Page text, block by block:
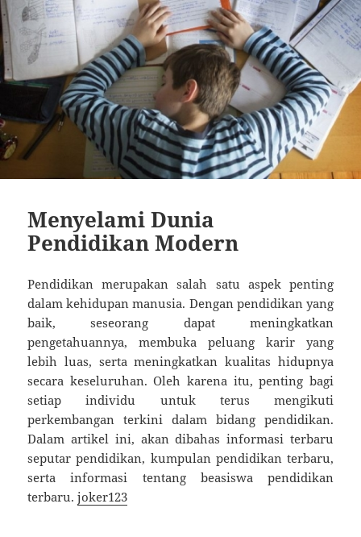
Menyelami Dunia
Pendidikan Modern
Pendidikan merupakan salah satu aspek penting
dalam kehidupan manusia. Dengan pendidikan yang
baik, seseorang dapat meningkatkan
pengetahuannya, membuka peluang karir yang
lebih luas, serta meningkatkan kualitas hidupnya
secara keseluruhan. Oleh karena itu, penting bagi
setiap individu untuk terus mengikuti
perkembangan terkini dalam bidang pendidikan.
Dalam artikel ini, akan dibahas informasi terbaru
seputar pendidikan, kumpulan pendidikan terbaru,
serta informasi tentang beasiswa pendidikan
terbaru.joker123